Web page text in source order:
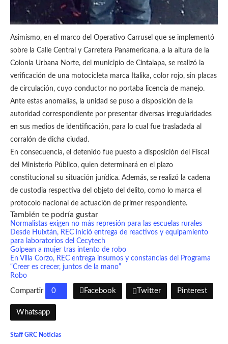
Asimismo, en el marco del Operativo Carrusel que se implementó
sobre la Calle Central y Carretera Panamericana, a la altura de la
Colonia Urbana Norte, del municipio de Cintalapa, se realizó la
verificación de una motocicleta marca Italika, color rojo, sin placas
de circulación, cuyo conductor no portaba licencia de manejo.
Ante estas anomalías, la unidad se puso a disposición de la
autoridad correspondiente por presentar diversas irregularidades
en sus medios de identificación, para lo cual fue trasladada al
corralón de dicha ciudad.
En consecuencia, el detenido fue puesto a disposición del Fiscal
del Ministerio Público, quien determinará en el plazo
constitucional su situación jurídica. Además, se realizó la cadena
de custodia respectiva del objeto del delito, como lo marca el
protocolo nacional de actuación de primer respondiente.
También te podría gustar
Normalistas exigen no más represión para las escuelas rurales
Desde Huixtán, REC inició entrega de reactivos y equipamiento
para laboratorios del Cecytech
Golpean a mujer tras intento de robo
En Villa Corzo, REC entrega insumos y constancias del Programa
“Creer es crecer, juntos de la mano”
Robo
Compartir 0 Facebook Twitter Pinterest
Whatsapp
Staff GRC Noticias